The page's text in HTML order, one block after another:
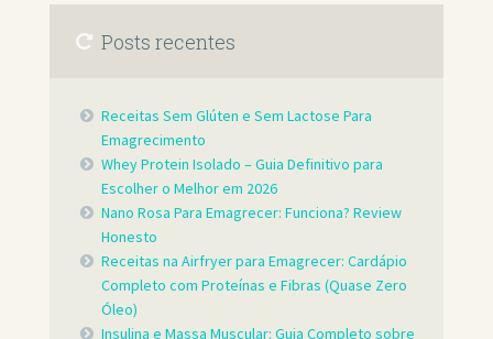
Posts recentes
Receitas Sem Glúten e Sem Lactose Para
Emagrecimento
Whey Protein Isolado – Guia Definitivo para
Escolher o Melhor em 2026
Nano Rosa Para Emagrecer: Funciona? Review
Honesto
Receitas na Airfryer para Emagrecer: Cardápio
Completo com Proteínas e Fibras (Quase Zero
Óleo)
Insulina e Massa Muscular: Guia Completo sobre